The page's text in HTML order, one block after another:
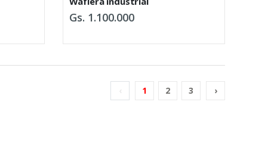
Gs. 1.100.000
1 2 3 ›